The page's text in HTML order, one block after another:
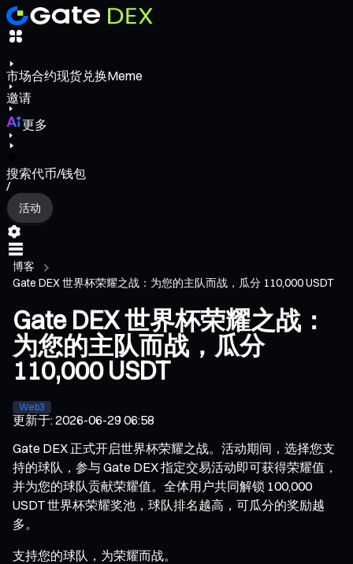
市场合约现货兑换Meme
邀请
更多
搜索代币/钱包
/
活动
博客
Gate DEX 世界杯荣耀之战：为您的主队而战，瓜分 110,000 USDT
Gate DEX 世界杯荣耀之战：
为您的主队而战，瓜分
110,000 USDT
Web3
更新于:2026-06-29 06:58
Gate DEX 正式开启世界杯荣耀之战。活动期间，选择您支
持的球队，参与 Gate DEX 指定交易活动即可获得荣耀值，
并为您的球队贡献荣耀值。全体用户共同解锁 100,000
USDT 世界杯荣耀奖池，球队排名越高，可瓜分的奖励越
多。
支持您的球队，为荣耀而战。